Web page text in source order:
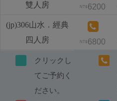
雙人房
(jp)306山水．經典
四人房
NT$ 6200
NT$ 6800
クリックし
てご予約く
ださい。